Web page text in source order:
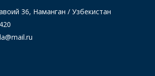
36, Наманган / Узбекистан